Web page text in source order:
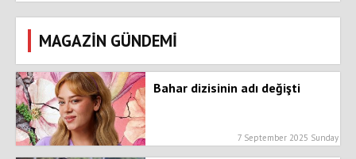
MAGAZİN GÜNDEMİ
Bahar dizisinin adı değişti
7 September 2025 Sunday